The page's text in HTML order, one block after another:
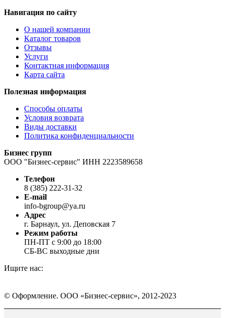
Навигация по сайту
О нашей компании
Каталог товаров
Отзывы
Услуги
Контактная информация
Карта сайта
Полезная информация
Способы оплаты
Условия возврата
Виды доставки
Политика конфиденциальности
Бизнес групп
ООО "Бизнес-сервис" ИНН 2223589658
Телефон
8 (385) 222-31-32
E-mail
info-bgroup@ya.ru
Адрес
г. Барнаул, ул. Деповская 7
Режим работы
ПН-ПТ с 9:00 до 18:00
СБ-ВС выходные дни
Ищите нас:
Вконтакте
открывается
в
WhatsApp
открывается
в
Telegram
открывается
в
© Оформление. ООО «Бизнес-сервис», 2012-2023